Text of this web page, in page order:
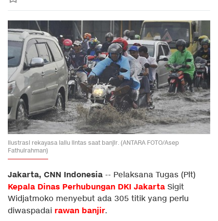
Ilustrasi rekayasa lallu lintas saat banjir. (ANTARA FOTO/Asep
Fathulrahman)
Jakarta, CNN Indonesia -- Pelaksana Tugas (Plt)
Kepala Dinas Perhubungan DKI Jakarta Sigit
Widjatmoko menyebut ada 305 titik yang perlu
diwaspadai rawan banjir.